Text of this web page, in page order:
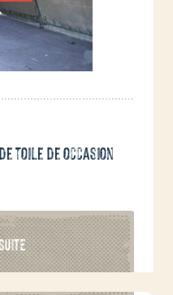
du
produit
toile de occasion